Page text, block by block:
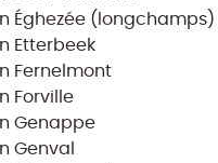
Éghezée (longchamps)
Etterbeek
Fernelmont
Forville
Genappe
Genval